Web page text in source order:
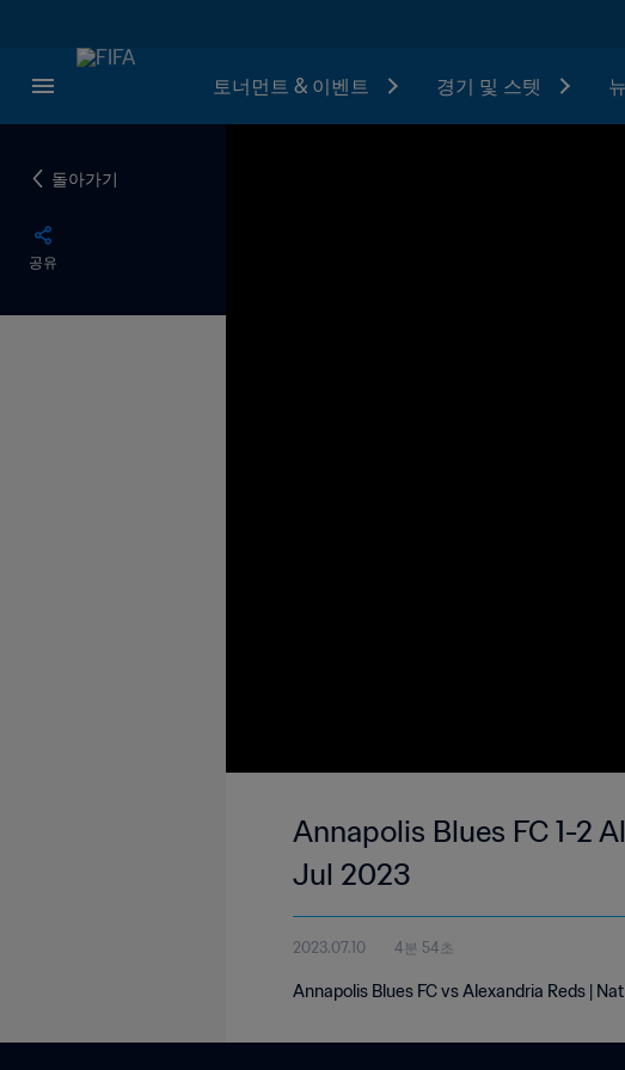
토너먼트 & 이벤트 경기 및 스텟
돌아가기
공유
Annapolis Blues FC 1-2
Jul 2023
2023.07.10 4분 54초
Annapolis Blues FC vs Alexandria Reds |